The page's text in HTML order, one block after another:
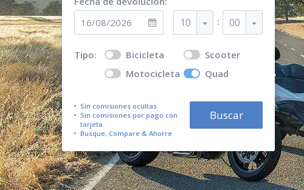
10 : 00
Tipo: Bicicleta
Scooter
Motocicleta
Quad
Sin comisiones ocultas
Sin comisiones por pago con
tarjeta
Busque, Compare & Ahorre
Buscar